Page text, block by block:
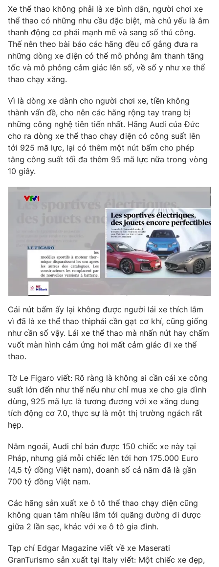
Chất lượng cuộc sống
Học trực tuyến
Công nghệ
Hitech Công nghệ tương lai
Sản phẩm
Thị trường
Tư vấn
Giao lưu trực tuyến
Lịch phát sóng
Chuyên mục khác
Emagazine Podcast
Photo Infographic
Video
VTV Money
Bất động sản
Thị trường 24h Tấm lòng Việt
VTV4
VTV9 VTV8
Liên hệ tòa soạn English
THỜI BÁO VTV
Theo dõi báo trên
Cơ quan chủ quản: Đài Truyền hình Việt Nam
Cơ quan báo chí:Thời báo VTV
Giấy phép hoạt động báo in và báo điện tử số 483/GP-BTTTT
cấp ngày 29/12/2023
Tổng Biên tập:
Vũ Thanh Thủy
Nguyễn Trọng Ninh
Tổng đài VTV: 024.38 355 931 - 024.38 355 932
Xe thể thao không phải là xe bình dân, người chơi xe
thể thao có những nhu cầu đặc biệt, mà chủ yếu là âm
thanh động cơ phải mạnh mẽ và sang số thủ công.
Thế nên theo bài báo các hãng đều cố gắng đưa ra
những dòng xe điện có thể mô phỏng âm thanh tăng
tốc và mô phỏng cảm giác lên số, về số y như xe thể
thao chạy xăng.
Vì là dòng xe dành cho người chơi xe, tiền không
thành vấn đề, cho nên các hãng rộng tay trang bị
những công nghệ tiên tiến nhất. Hãng Audi của Đức
cho ra dòng xe thể thao chạy điện có công suất lên
tới 925 mã lực, lại có thêm một nút bấm cho phép
tăng công suất tối đa thêm 95 mã lực nữa trong vòng
10 giây.
Cái nút bấm ấy lại không được người lái xe thích lắm
vì đã là xe thể thao thìphải cần gạt cơ khí, cũng giống
như cần số vậy. Lái xe thể thao mà nhấn nút hay chấm
vuốt màn hình cảm ứng hơi mất cảm giác đi xe thể
thao.
Tờ Le Figaro viết: Rõ ràng là không ai cần cái xe công
suất lớn đến như thế nếu như chỉ mua xe cho gia đình
dùng, 925 mã lực là tương đương với xe xăng dung
tích động cơ 7.0, thực sự là một thị trường ngách rất
hẹp.
Năm ngoái, Audi chỉ bán được 150 chiếc xe này tại
Pháp, nhưng giá mỗi chiếc lên tới hơn 175.000 Euro
(4,5 tỷ đồng Việt nam), doanh số cả năm đã là gần
700 tỷ đồng Việt nam.
Các hãng sản xuất xe ô tô thể thao chạy điện cũng
không quan tâm nhiều lắm tới quãng đường đi được
giữa 2 lần sạc, khác với xe ô tô gia đình.
Tạp chí Edgar Magazine viết về xe Maserati
GranTurismo sản xuất tại Italy viết: Một chiếc xe đẹp,